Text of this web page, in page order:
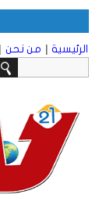
الرئيسية | من نحن |